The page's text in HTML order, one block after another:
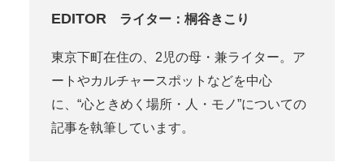
EDITOR ライター：桐谷きこり
東京下町在住の、2児の母・兼ライター。ア
ートやカルチャースポットなどを中心
に、“心ときめく場所・人・モノ”についての
記事を執筆しています。